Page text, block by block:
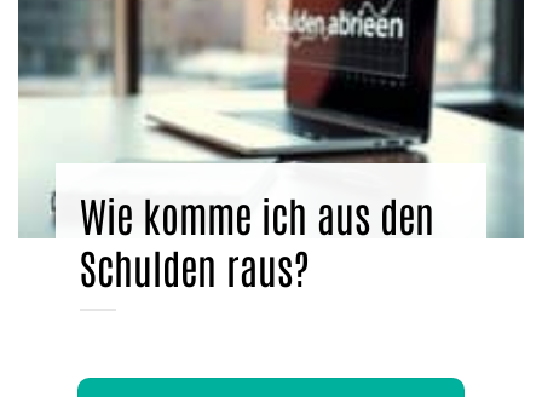
Wie komme ich aus den
Schulden raus?